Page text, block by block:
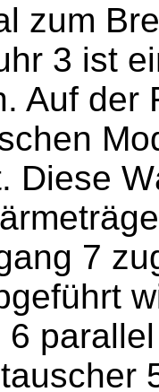
zum
3 ist
Auf der
Diese
7